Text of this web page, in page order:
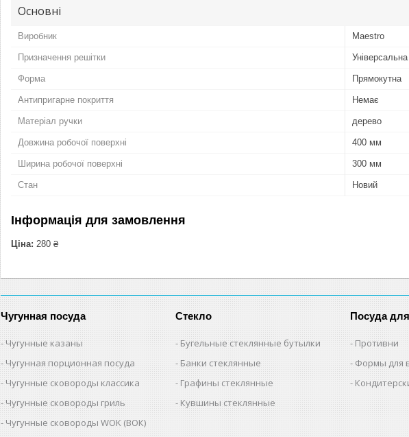
Основні
Виробник Maestro
Призначення решітки Універсальна
Форма Прямокутна
Антипригарне покриття Немає
Матеріал ручки дерево
Довжина робочої поверхні 400 мм
Ширина робочої поверхні 300 мм
Стан Новий
Інформація для замовлення
Ціна: 280 ₴
Чугунная посуда
Чугунные казаны
Чугунная порционная посуда
Чугунные сковороды классика
Чугунные сковороды гриль
Чугунные сковороды WOK (ВОК)
Стекло
Бугельные стеклянные бутылки
Банки стеклянные
Графины стеклянные
Кувшины стеклянные
Посуда
Противни
Формы для